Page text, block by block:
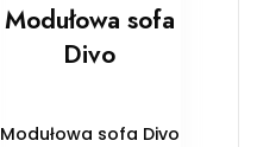
Modułowa sofa
Divo
Modułowa sofa Divo